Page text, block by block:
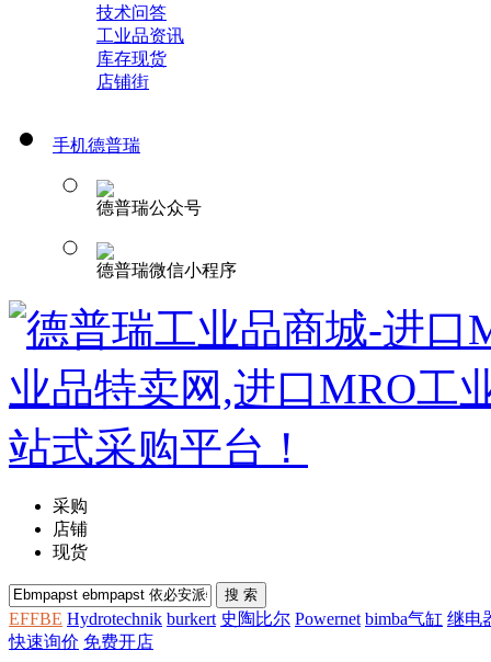
技术问答
工业品资讯
库存现货
店铺街
手机德普瑞
德普瑞公众号
德普瑞微信小程序
采购
店铺
现货
EFFBE Hydrotechnik burkert 史陶比尔 Powernet bimba气缸 继电
快速询价 免费开店